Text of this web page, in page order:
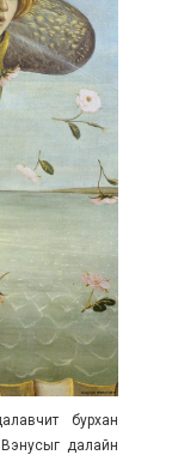
бурхан
далайн